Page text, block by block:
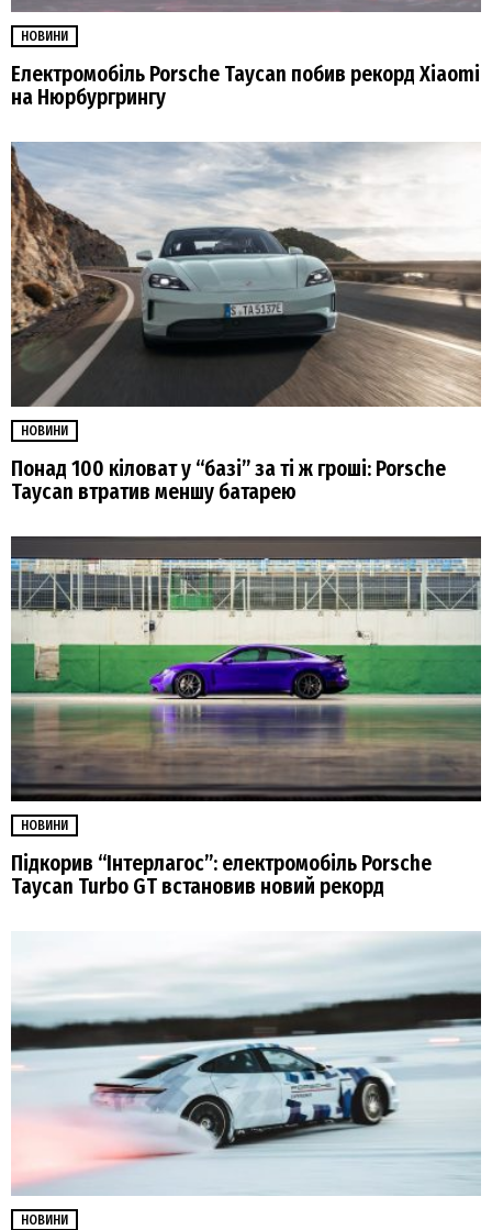
НОВИНИ
Електромобіль Porsche Taycan побив рекорд Xiaomi
на Нюрбургрингу
НОВИНИ
Понад 100 кіловат у “базі” за ті ж гроші: Porsche
Taycan втратив меншу батарею
НОВИНИ
Підкорив “Інтерлагос”: електромобіль Porsche
Taycan Turbo GT встановив новий рекорд
НОВИНИ